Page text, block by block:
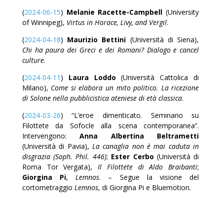
(2024-06-15) Melanie Racette-Campbell (University
of Winnipeg), Virtus in Horace, Livy, and Vergil.
(2024-04-18) Maurizio Bettini (Università di Siena),
Chi ha paura dei Greci e dei Romani? Dialogo e cancel
culture.
(2024-04-11 ) Laura Loddo (Università Cattolica di
Milano), Come si elabora un mito politico. La ricezione
di Solone nella pubblicistica ateniese di età classica.
(2024-03-26) “L’eroe dimenticato. Seminario su
Filottete da Sofocle alla scena contemporanea”.
Intervengono:Anna Albertina Beltrametti
(Università di Pavia), La canaglia non è mai caduta in
disgrazia (Soph. Phil. 446); Ester Cerbo (Università di
Roma Tor Vergata), Il Filottete di Aldo Braibanti;
Giorgina Pi, Lemnos. – Segue la visione del
cortometraggio Lemnos, di Giorgina Pi e Bluemotion.